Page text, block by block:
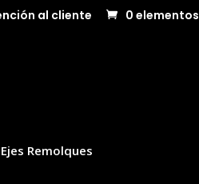
al cliente 0 elementos
Ejes Remolques